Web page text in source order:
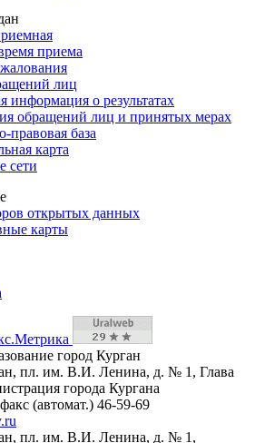
приема
лиц
информация о результатах
обращений лиц и принятых мерах
правовая база
карта
сети
открытых данных
карты
город Курган
пл. им. В.И. Ленина, д. № 1, Глава
города Кургана
(автомат.) 46-59-69
пл. им. В.И. Ленина, д. № 1,